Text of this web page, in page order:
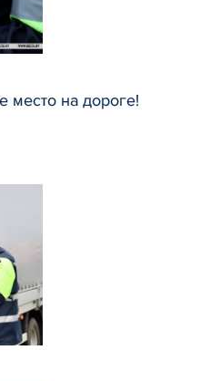
место на дороге!